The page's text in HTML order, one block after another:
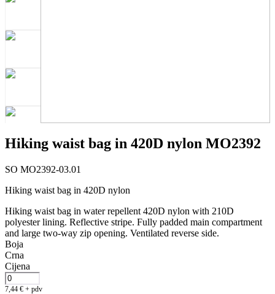
Hiking waist bag in 420D nylon MO2392
SO MO2392-03.01
Hiking waist bag in 420D nylon
Hiking waist bag in water repellent 420D nylon with 210D
polyester lining. Reflective stripe. Fully padded main compartment
and large two-way zip opening. Ventilated reverse side.
Boja
Crna
Cijena
7,44 € + pdv